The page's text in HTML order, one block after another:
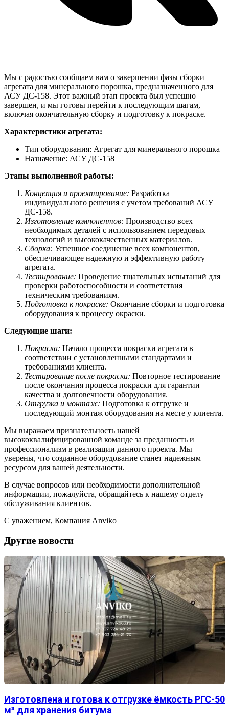
Мы с радостью сообщаем вам о завершении фазы сборки
агрегата для минерального порошка, предназначенного для
АСУ ДС-158. Этот важный этап проекта был успешно
завершен, и мы готовы перейти к последующим шагам,
включая окончательную сборку и подготовку к покраске.
Характеристики агрегата:
Тип оборудования: Агрегат для минерального порошка
Назначение: АСУ ДС-158
Этапы выполненной работы:
Концепция и проектирование: Разработка
индивидуального решения с учетом требований АСУ
ДС-158.
Изготовление компонентов: Производство всех
необходимых деталей с использованием передовых
технологий и высококачественных материалов.
Сборка: Успешное соединение всех компонентов,
обеспечивающее надежную и эффективную работу
агрегата.
Тестирование: Проведение тщательных испытаний для
проверки работоспособности и соответствия
техническим требованиям.
Подготовка к покраске: Окончание сборки и подготовка
оборудования к процессу окраски.
Следующие шаги:
Покраска: Начало процесса покраски агрегата в
соответствии с установленными стандартами и
требованиями клиента.
Тестирование после покраски: Повторное тестирование
после окончания процесса покраски для гарантии
качества и долговечности оборудования.
Отгрузка и монтаж: Подготовка к отгрузке и
последующий монтаж оборудования на месте у клиента.
Мы выражаем признательность нашей
высококвалифицированной команде за преданность и
профессионализм в реализации данного проекта. Мы
уверены, что созданное оборудование станет надежным
ресурсом для вашей деятельности.
В случае вопросов или необходимости дополнительной
информации, пожалуйста, обращайтесь к нашему отделу
обслуживания клиентов.
С уважением, Компания Anviko
Другие новости
Изготовлена и готова к отгрузке ёмкость РГС-50
м³ для хранения битума